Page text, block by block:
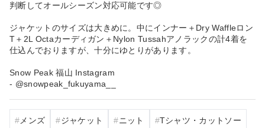
判断してオールシーズン対応可能です◎
ジャケットのサイズは大きめに。中にインナー＋Dry Waffleロン
T＋2L Octaカーディガン＋Nylon Tussahアノラックの計4着を
仕込んでおりますが、十分にゆとりがあります。
Snow Peak 福山 Instagram
- @snowpeak_fukuyama__
メンズ ジャケット ニット Tシャツ・カットソー